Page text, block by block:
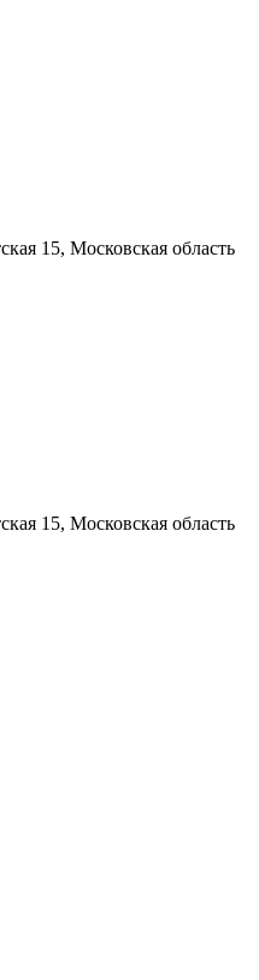
15, Московская область
15, Московская область